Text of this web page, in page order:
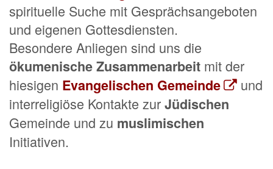
spirituelle Suche mit Gesprächsangeboten
und eigenen Gottesdiensten.
Besondere Anliegen sind uns die
ökumenische Zusammenarbeit mit der
hiesigen Evangelischen Gemeinde
und
interreligiöse Kontakte zurJüdischen
Gemeinde und zu muslimischen
Initiativen.